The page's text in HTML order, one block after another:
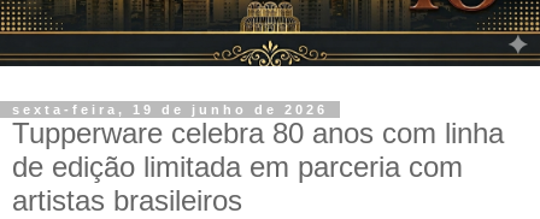
sexta-feira, 19 de junho de 2026
Tupperware celebra 80 anos com linha
de edição limitada em parceria com
artistas brasileiros